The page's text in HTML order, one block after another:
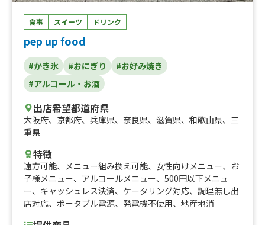
食事 スイーツ ドリンク
pep up food
#かき氷 #おにぎり
#お好み焼き
#アルコール・お酒
出店希望都道府県
大阪府、 京都府、 兵庫県、 奈良県、 滋賀県、 和歌山県、 三
重県
特徴
遠方可能、 メニュー組み換え可能、 女性向けメニュー、 お
子様メニュー、 アルコールメニュー、 500円以下メニュ
ー、 キャッシュレス決済、 ケータリング対応、 調理無し出
店対応、 ポータブル電源、 発電機不使用、 地産地消